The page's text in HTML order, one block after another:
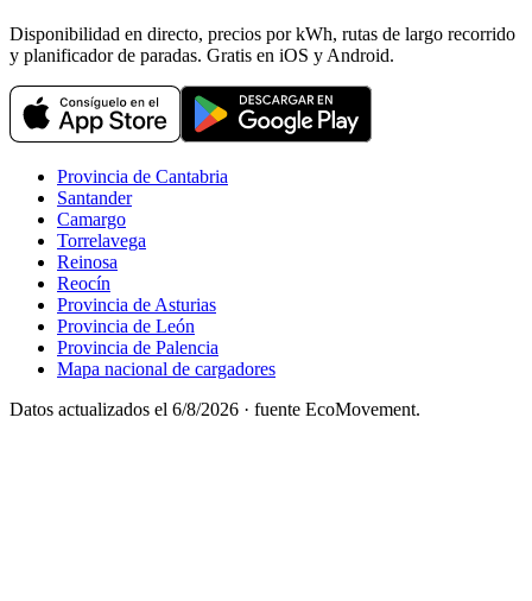
Disponibilidad en directo, precios por kWh, rutas de largo recorrido
y planificador de paradas. Gratis en iOS y Android.
Provincia de Cantabria
Santander
Camargo
Torrelavega
Reinosa
Reocín
Provincia de Asturias
Provincia de León
Provincia de Palencia
Mapa nacional de cargadores
Datos actualizados el 6/8/2026 · fuente EcoMovement.